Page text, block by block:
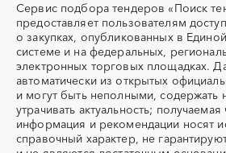
ТЭН
(Теплоэлектронагреватель)
УДС
УКПГ
ЯТЭК
Аварийные работы
Авиационные работы
Автобус
Сервис подбора тендеров «Поиск
предоставляет пользователям
о закупках, опубликованных в
системе и на федеральных,
электронных торговых площадках.
автоматически из открытых
и могут быть неполными, содержать
утрачивать актуальность;
информация и рекомендации носят
справочный характер, не